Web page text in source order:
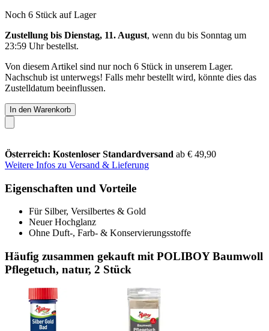
Noch 6 Stück auf Lager
Zustellung bis Dienstag, 11. August, wenn du bis Sonntag um
23:59 Uhrbestellst.
Von diesem Artikel sind nur noch 6 Stück in unserem Lager.
Nachschub ist unterwegs! Falls mehr bestellt wird, könnte dies das
Zustelldatum beeinflussen.
In den Warenkorb
Österreich: Kostenloser Standardversand ab € 49,90
Weitere Infos zu Versand & Lieferung
Eigenschaften und Vorteile
Für Silber, Versilbertes & Gold
Neuer Hochglanz
Ohne Duft-, Farb- & Konservierungsstoffe
Häufig zusammen gekauft mit POLIBOY Baumwoll
Pflegetuch, natur, 2 Stück